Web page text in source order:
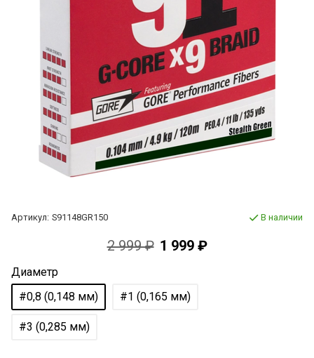
Артикул: S91148GR150 В наличии
2 999 ₽ 1 999 ₽
Диаметр
#0,8 (0,148 мм)
#1 (0,165 мм)
#3 (0,285 мм)